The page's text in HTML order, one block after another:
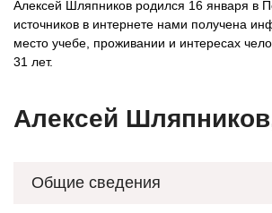
Алексей Шляпников родился 16 января в
источников в интернете нами получена
место учебе, проживании и интересах
31 лет.
Алексей
Общие сведения